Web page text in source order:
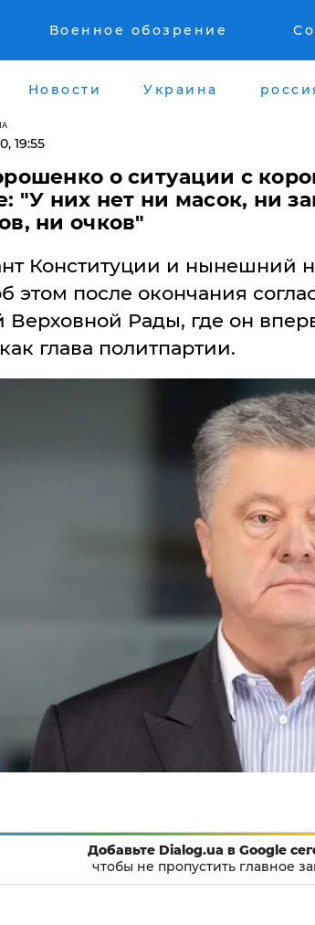
Военное обозрение
Новости Украина
19:55
о ситуации с
"У них нет ни масок, ни
ни очков"
Конституции и нынешний
этом после окончания
Верховной Рады, где он
глава политпартии.
Добавьте Dialog.ua в Google
чтобы не пропустить главное